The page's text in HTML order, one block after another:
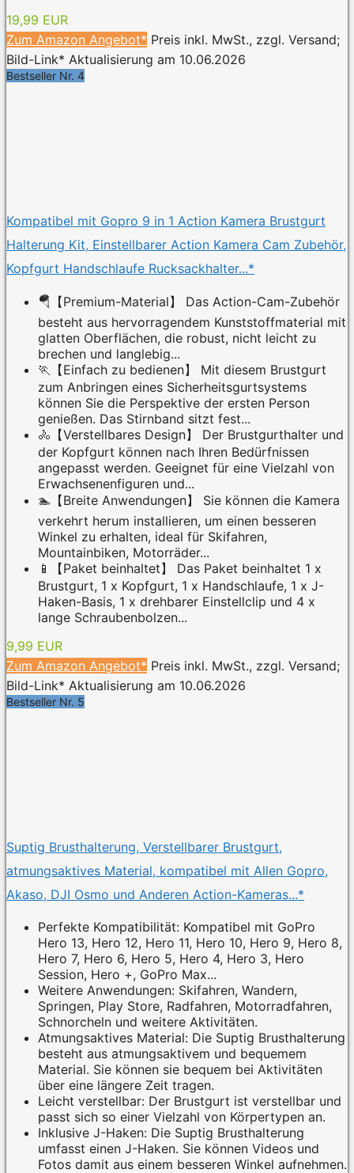
19,99 EUR
Zum Amazon Angebot* Preis inkl. MwSt., zzgl. Versand;
Bild-Link* Aktualisierung am 10.06.2026
Bestseller Nr. 4
Kompatibel mit Gopro 9 in 1 Action Kamera Brustgurt
Halterung Kit, Einstellbarer Action Kamera Cam Zubehör,
Kopfgurt Handschlaufe Rucksackhalter...*
🪂【Premium-Material】 Das Action-Cam-Zubehör
besteht aus hervorragendem Kunststoffmaterial mit
glatten Oberflächen, die robust, nicht leicht zu
brechen und langlebig...
🏃【Einfach zu bedienen】 Mit diesem Brustgurt
zum Anbringen eines Sicherheitsgurtsystems
können Sie die Perspektive der ersten Person
genießen. Das Stirnband sitzt fest...
🚴【Verstellbares Design】 Der Brustgurthalter und
der Kopfgurt können nach Ihren Bedürfnissen
angepasst werden. Geeignet für eine Vielzahl von
Erwachsenenfiguren und...
🏊【Breite Anwendungen】 Sie können die Kamera
verkehrt herum installieren, um einen besseren
Winkel zu erhalten, ideal für Skifahren,
Mountainbiken, Motorräder...
📱【Paket beinhaltet】 Das Paket beinhaltet 1 x
Brustgurt, 1 x Kopfgurt, 1 x Handschlaufe, 1 x J-
Haken-Basis, 1 x drehbarer Einstellclip und 4 x
lange Schraubenbolzen...
9,99 EUR
Zum Amazon Angebot* Preis inkl. MwSt., zzgl. Versand;
Bild-Link* Aktualisierung am 10.06.2026
Bestseller Nr. 5
Suptig Brusthalterung, Verstellbarer Brustgurt,
atmungsaktives Material, kompatibel mit Allen Gopro,
Akaso, DJI Osmo und Anderen Action-Kameras...*
Perfekte Kompatibilität: Kompatibel mit GoPro
Hero 13, Hero 12, Hero 11, Hero 10, Hero 9, Hero 8,
Hero 7, Hero 6, Hero 5, Hero 4, Hero 3, Hero
Session, Hero +, GoPro Max...
Weitere Anwendungen: Skifahren, Wandern,
Springen, Play Store, Radfahren, Motorradfahren,
Schnorcheln und weitere Aktivitäten.
Atmungsaktives Material: Die Suptig Brusthalterung
besteht aus atmungsaktivem und bequemem
Material. Sie können sie bequem bei Aktivitäten
über eine längere Zeit tragen.
Leicht verstellbar: Der Brustgurt ist verstellbar und
passt sich so einer Vielzahl von Körpertypen an.
Inklusive J-Haken: Die Suptig Brusthalterung
umfasst einen J-Haken. Sie können Videos und
Fotos damit aus einem besseren Winkel aufnehmen.